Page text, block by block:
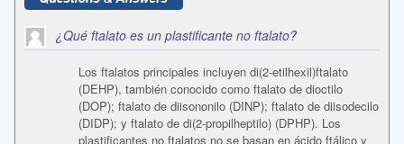
¿Qué ftalato es un plastificante no ftalato?
Los ftalatos principales incluyen di(2-etilhexil)ftalato
(DEHP), también conocido como ftalato de dioctilo
(DOP); ftalato de diisononilo (DINP); ftalato de diisodecilo
(DIDP); y ftalato de di(2-propilheptilo) (DPHP). Los
plastificantes no ftalatos no se basan en ácido ftálico y